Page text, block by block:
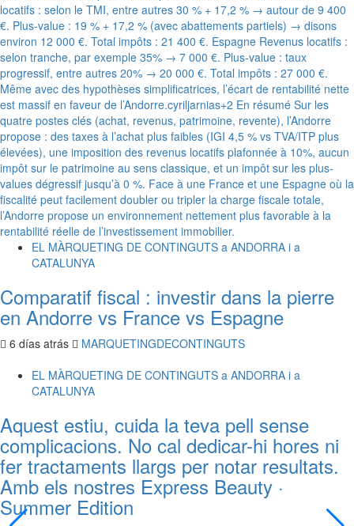
EL MÀRQUETING DE CONTINGUTS a ANDORRA i a
CATALUNYA
Comparatif fiscal : investir dans la pierre
en Andorre vs France vs Espagne
6 días atrás
MARQUETINGDECONTINGUTS
EL MÀRQUETING DE CONTINGUTS a ANDORRA i a
CATALUNYA
Aquest estiu, cuida la teva pell sense
complicacions. No cal dedicar-hi hores ni
fer tractaments llargs per notar resultats.
Amb els nostres Express Beauty ·
Summer Edition